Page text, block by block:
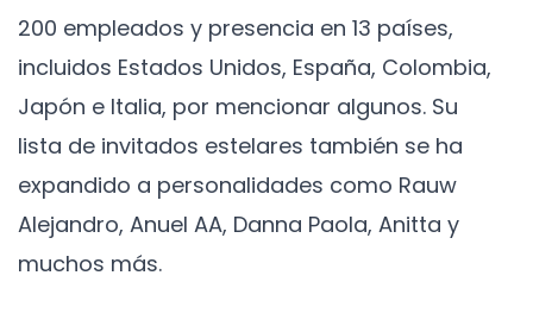
200 empleados y presencia en 13 países,
incluidos Estados Unidos, España, Colombia,
Japón e Italia, por mencionar algunos. Su
lista de invitados estelares también se ha
expandido a personalidades como Rauw
Alejandro, Anuel AA, Danna Paola, Anitta y
muchos más.